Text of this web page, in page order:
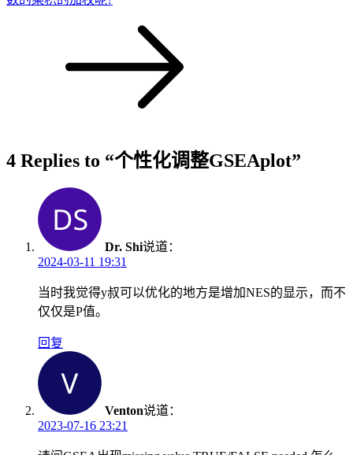
4 Replies to “个性化调整GSEAplot”
Dr. Shi说道：
2024-03-11 19:31
当时我觉得y叔可以优化的地方是增加NES的显示，而不
仅仅是P值。
回复
Venton说道：
2023-07-16 23:21